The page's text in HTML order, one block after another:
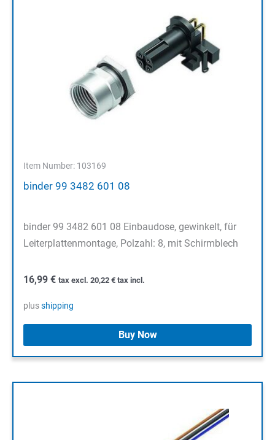
Item Number: 103169
binder 99 3482 601 08
binder 99 3482 601 08 Einbaudose, gewinkelt, für
Leiterplattenmontage, Polzahl: 8, mit Schirmblech
16,99 € tax excl. 20,22 € tax incl.
plusshipping
Buy Now